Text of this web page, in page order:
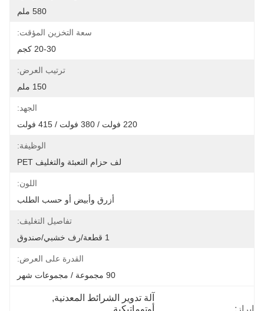
580 ملم
سعة التخزين المؤقت:
20-30 كجم
ترتيب العرض:
150 ملم
الجهد:
220 فولت / 380 فولت / 415 فولت
الوظيفة:
لف حزام التعبئة والتغليف PET
اللون:
أزرق وأبيض أو حسب الطلب
تفاصيل التغليف:
1 قطعة/رف خشبي/صندوق
القدرة على العرض:
90 مجموعة / مجموعات شهر
إبراز:
آلة تدوير الشرائط المعدنية,
أوتوماتيكية,